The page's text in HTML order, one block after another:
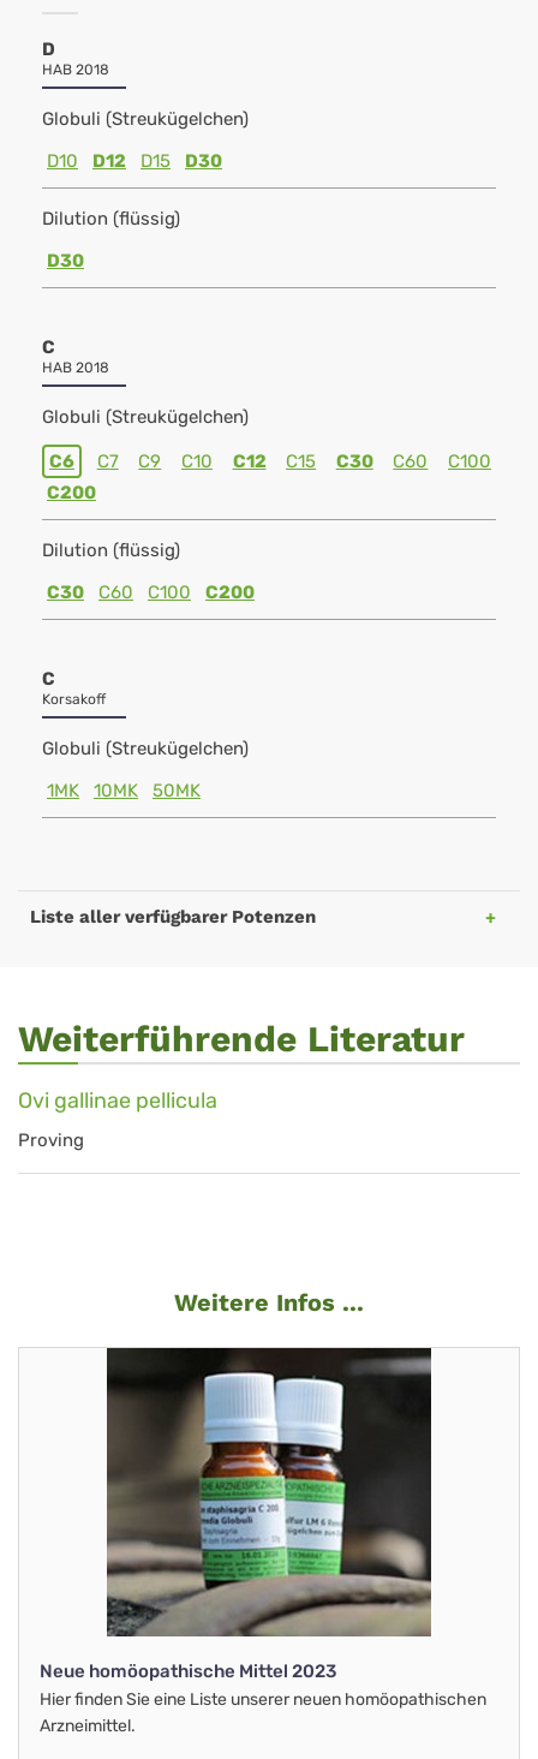
D
HAB 2018
Globuli (Streukügelchen)
D10
D12 D15 D30
Dilution (flüssig)
D30
C
HAB 2018
Globuli (Streukügelchen)
C6 C7 C9 C10 C12 C15 C30 C60
C100
C200
Dilution (flüssig)
C30
C60 C100 C200
C
Korsakoff
Globuli (Streukügelchen)
1MK
10MK 50MK
Liste aller verfügbarer Potenzen
Weiterführende Literatur
Ovi gallinae pellicula
Proving
Weitere Infos ...
Neue homöopathische Mittel 2023
Hier finden Sie eine Liste unserer neuen homöopathischen
Arzneimittel.